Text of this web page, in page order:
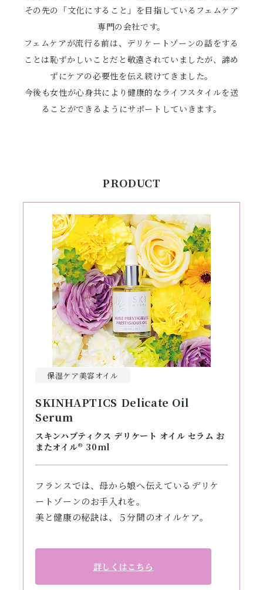
その先の「文化にすること」を目指しているフェムケア
専門の会社です。
フェムケアが流行る前は、デリケートゾーンの話をする
ことは恥ずかしいことだと敬遠されていましたが、 諦め
ずにケアの必要性を伝え続けてきました。
今後も女性が心身共により健康的なライフスタイルを送
ることができるようにサポートしていきます。
PRODUCT
保湿ケア美容オイル
SKINHAPTICS Delicate Oil
Serum
スキンハプティクス デリケート オイル セラム お
またオイル® 30ml
フランスでは、母から娘へ伝えているデリケ
ートゾーンのお手入れを。
美と健康の秘訣は、５分間のオイルケア。
詳しくはこちら